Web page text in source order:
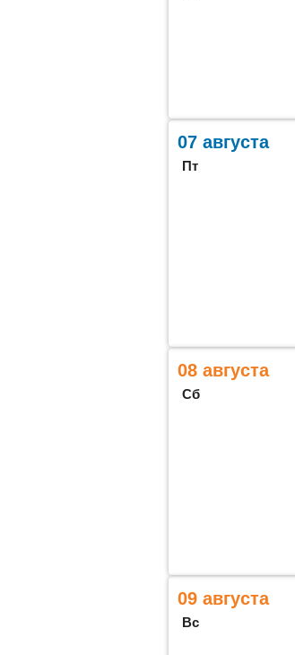
07 августа
Пт
08 августа
Сб
09 августа
Вс